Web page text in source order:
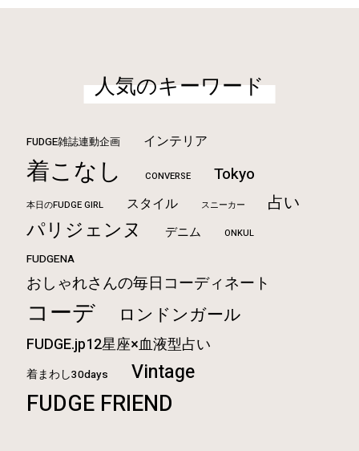
人気のキーワード
FUDGE雑誌連動企画 インテリア
着こなし CONVERSE Tokyo
本日のFUDGE GIRL スタイル スニーカー 占い
パリジェンヌ デニム ONKUL
FUDGENA
おしゃれさんの毎日コーディネート
コーデ ロンドンガール
FUDGE.jp12星座×血液型占い
着まわし30days Vintage
FUDGE FRIEND